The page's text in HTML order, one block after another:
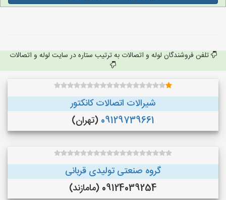
تلفن فروشندگان لوله و اتصالات به ترتیب ستاره در سایت لوله و اتصالات
شیرالات اتصالات کانکتور
09129739661 (تهران)
گروه صنعتی تولیدی قربانی
09124039254 (مامازند)